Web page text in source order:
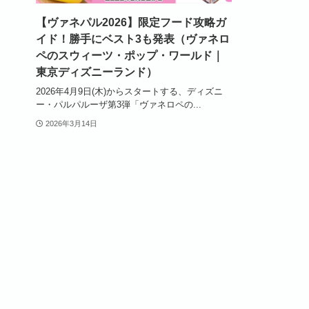
【ヴァネパル2026】限定フード攻略ガ
イド！勝手にベスト3も発表（ヴァネロ
ペのスウィーツ・ポップ・ワールド｜
東京ディズニーランド）
2026年4月9日(木)からスタートする、ディズニ
ー・パルパルーザ第3弾「ヴァネロペの...
2026年3月14日